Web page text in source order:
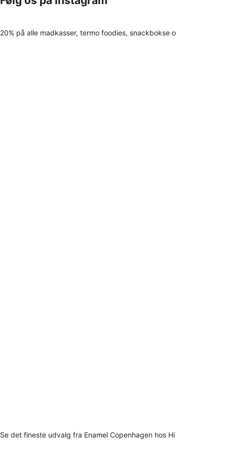
20% på alle madkasser, termo foodies, snackbokse o
Se det fineste udvalg fra Enamel Copenhagen hos Hi